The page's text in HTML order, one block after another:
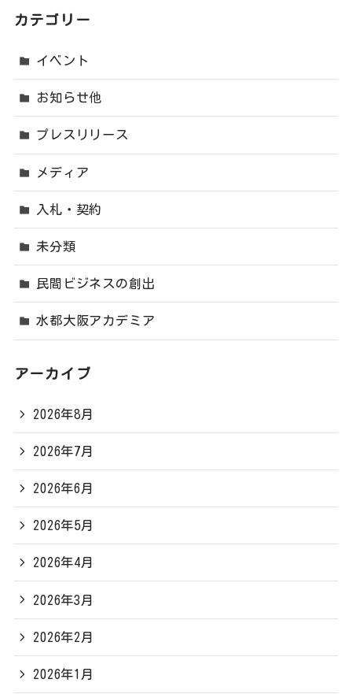
カテゴリー
イベント
お知らせ他
プレスリリース
メディア
入札・契約
未分類
民間ビジネスの創出
水都大阪アカデミア
アーカイブ
2026年8月
2026年7月
2026年6月
2026年5月
2026年4月
2026年3月
2026年2月
2026年1月